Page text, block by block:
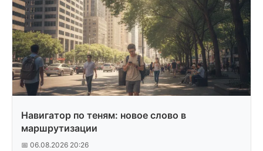
Навигатор по теням: новое слово в
маршрутизации
📅 06.08.2026 20:26